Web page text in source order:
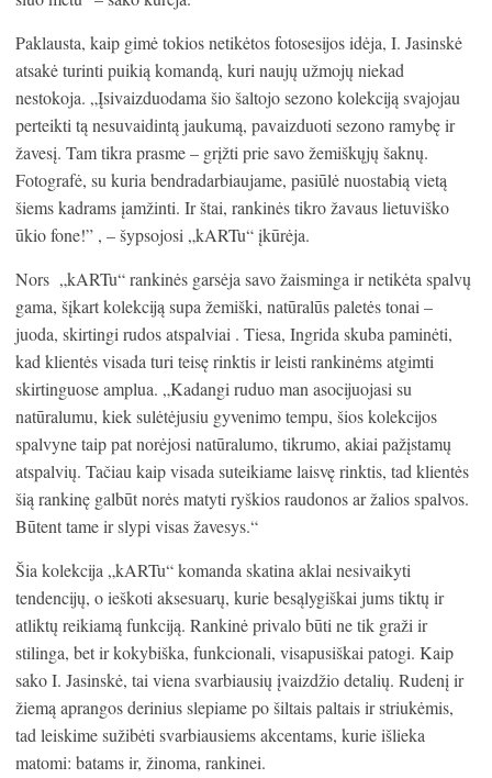
Paklausta, kaip gimė tokios netikėtos fotosesijos idėja, I. Jasinskė
atsakė turinti puikią komandą, kuri naujų užmojų niekad
nestokoja. „Įsivaizduodama šio šaltojo sezono kolekciją svajojau
perteikti tą nesuvaidintą jaukumą, pavaizduoti sezono ramybę ir
žavesį. Tam tikra prasme – grįžti prie savo žemiškųjų šaknų.
Fotografė, su kuria bendradarbiaujame, pasiūlė nuostabią vietą
šiems kadrams įamžinti. Ir štai, rankinės tikro žavaus lietuviško
ūkio fone!” , – šypsojosi „kARTu“ įkūrėja.
Nors „kARTu“ rankinės garsėja savo žaisminga ir netikėta spalvų
gama, šįkart kolekciją supa žemiški, natūralūs paletės tonai –
juoda, skirtingi rudos atspalviai . Tiesa, Ingrida skuba paminėti,
kad klientės visada turi teisę rinktis ir leisti rankinėms atgimti
skirtinguose amplua. „Kadangi ruduo man asocijuojasi su
natūralumu, kiek sulėtėjusiu gyvenimo tempu, šios kolekcijos
spalvyne taip pat norėjosi natūralumo, tikrumo, akiai pažįstamų
atspalvių. Tačiau kaip visada suteikiame laisvę rinktis, tad klientės
šią rankinę galbūt norės matyti ryškios raudonos ar žalios spalvos.
Būtent tame ir slypi visas žavesys.“
Šia kolekcija „kARTu“ komanda skatina aklai nesivaikyti
tendencijų, o ieškoti aksesuarų, kurie besąlygiškai jums tiktų ir
atliktų reikiamą funkciją. Rankinė privalo būti ne tik graži ir
stilinga, bet ir kokybiška, funkcionali, visapusiškai patogi. Kaip
sako I. Jasinskė, tai viena svarbiausių įvaizdžio detalių. Rudenį ir
žiemą aprangos derinius slepiame po šiltais paltais ir striukėmis,
tad leiskime sužibėti svarbiausiems akcentams, kurie išlieka
matomi: batams ir, žinoma, rankinei.